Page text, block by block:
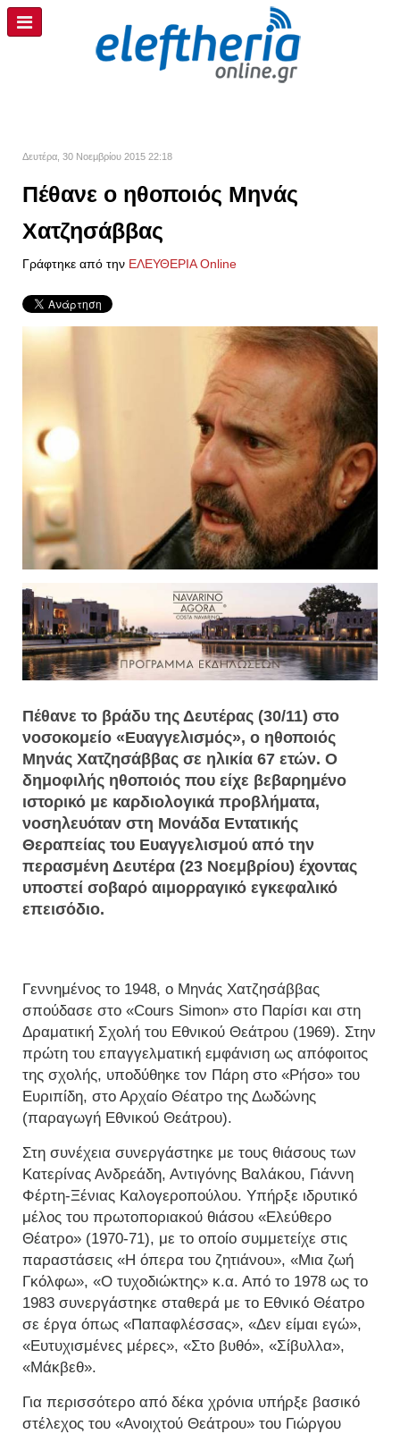
Δευτέρα, 30 Νοεμβρίου 2015 22:18
Πέθανε ο ηθοποιός Μηνάς
Χατζησάββας
Γράφτηκε από την ΕΛΕΥΘΕΡΙΑ Online
Πέθανε το βράδυ της Δευτέρας (30/11) στο
νοσοκομείο «Ευαγγελισμός», ο ηθοποιός
Μηνάς Χατζησάββας σε ηλικία 67 ετών. Ο
δημοφιλής ηθοποιός που είχε βεβαρημένο
ιστορικό με καρδιολογικά προβλήματα,
νοσηλευόταν στη Μονάδα Εντατικής
Θεραπείας του Ευαγγελισμού από την
περασμένη Δευτέρα (23 Νοεμβρίου) έχοντας
υποστεί σοβαρό αιμορραγικό εγκεφαλικό
επεισόδιο.
Γεννημένος το 1948, ο Μηνάς Χατζησάββας
σπούδασε στο «Cours Simon» στο Παρίσι και στη
Δραματική Σχολή του Εθνικού Θεάτρου (1969). Στην
πρώτη του επαγγελματική εμφάνιση ως απόφοιτος
της σχολής, υποδύθηκε τον Πάρη στο «Ρήσο» του
Ευριπίδη, στο Αρχαίο Θέατρο της Δωδώνης
(παραγωγή Εθνικού Θεάτρου).
Στη συνέχεια συνεργάστηκε με τους θιάσους των
Κατερίνας Ανδρεάδη, Αντιγόνης Βαλάκου, Γιάννη
Φέρτη-Ξένιας Καλογεροπούλου. Υπήρξε ιδρυτικό
μέλος του πρωτοποριακού θιάσου «Ελεύθερο
Θέατρο» (1970-71), με το οποίο συμμετείχε στις
παραστάσεις «Η όπερα του ζητιάνου», «Μια ζωή
Γκόλφω», «Ο τυχοδιώκτης» κ.α. Από το 1978 ως το
1983 συνεργάστηκε σταθερά με το Εθνικό Θέατρο
σε έργα όπως «Παπαφλέσσας», «Δεν είμαι εγώ»,
«Ευτυχισμένες μέρες», «Στο βυθό», «Σίβυλλα»,
«Μάκβεθ».
Για περισσότερο από δέκα χρόνια υπήρξε βασικό
στέλεχος του «Ανοιχτού Θεάτρου» του Γιώργου